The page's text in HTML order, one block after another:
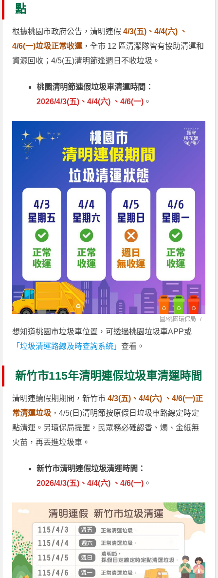
點
根據桃園市政府公告，清明連假 4/3(五)、4/4(六) 、
4/6(一)垃圾正常收運 ，全市 12 區清潔隊皆有協助清運和
資源回收；4/5(五)清明節逢週日不收垃圾。
桃園清明節連假垃圾車清運時間：
2026/4/3(五)、4/4(六) 、4/6(一) 。
圖/桃園環保局 /
想知道桃園市垃圾車位置，可透過桃園垃圾車APP或
「垃圾清運路線及時查詢系統」 查看。
新竹市115年清明連假垃圾車清運時間
清明連續假期期間，新竹市 4/3(五)、4/4(六) 、4/6(一)正
常清運垃圾 ，4/5(日)清明節按原假日垃圾車路線定時定
點清運。另環保局提醒，民眾務必確認香、燭、金紙無
火苗，再丟進垃圾車。
新竹市清明連假垃圾清運時間：
2026/4/3(五)、4/4(六) 、4/6(一) 。